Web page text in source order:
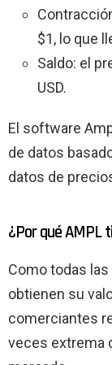
$1, lo que
Saldo: el
USD.
El software
de datos
datos de
¿Por qué AMPL
Como todas
obtienen su
comerciantes
veces extrema